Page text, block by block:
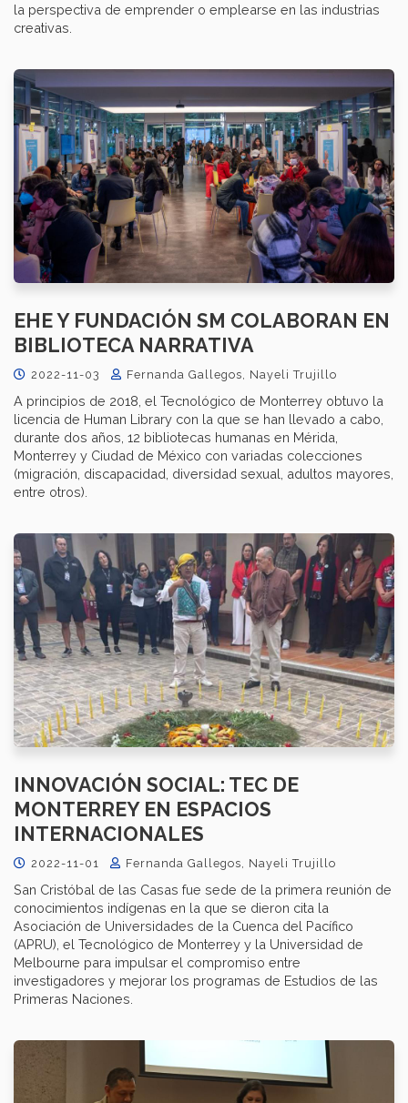
la perspectiva de emprender o emplearse en las industrias
creativas.
EHE Y FUNDACIÓN SM COLABORAN EN
BIBLIOTECA NARRATIVA
2022-11-03 Fernanda Gallegos, Nayeli Trujillo
A principios de 2018, el Tecnológico de Monterrey obtuvo la
licencia de Human Library con la que se han llevado a cabo,
durante dos años, 12 bibliotecas humanas en Mérida,
Monterrey y Ciudad de México con variadas colecciones
(migración, discapacidad, diversidad sexual, adultos mayores,
entre otros).
INNOVACIÓN SOCIAL: TEC DE
MONTERREY EN ESPACIOS
INTERNACIONALES
2022-11-01 Fernanda Gallegos, Nayeli Trujillo
San Cristóbal de las Casas fue sede de la primera reunión de
conocimientos indígenas en la que se dieron cita la
Asociación de Universidades de la Cuenca del Pacífico
(APRU), el Tecnológico de Monterrey y la Universidad de
Melbourne para impulsar el compromiso entre
investigadores y mejorar los programas de Estudios de las
Primeras Naciones.